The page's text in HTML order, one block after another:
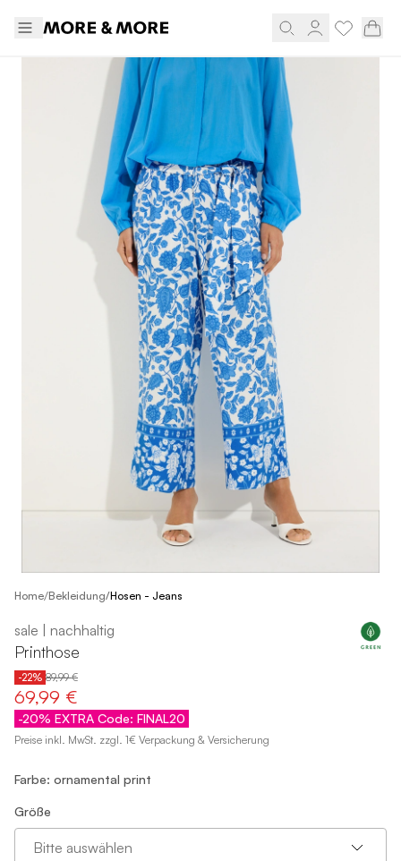
Home/Bekleidung/Hosen - Jeans
sale | nachhaltig
Printhose
-22% 89,99 €
69,99 €
-20% EXTRA Code: FINAL20
Preise inkl. MwSt. zzgl. 1€ Verpackung & Versicherung
Farbe: ornamental print
Größe
Bitte auswählen